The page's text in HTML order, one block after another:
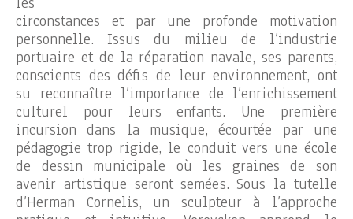
circonstances et par une profonde motivation
personnelle. Issus du milieu de l’industrie
portuaire et de la réparation navale, ses parents,
conscients des défis de leur environnement, ont
su reconnaître l’importance de l’enrichissement
culturel pour leurs enfants. Une première
incursion dans la musique, écourtée par une
pédagogie trop rigide, le conduit vers une école
de dessin municipale où les graines de son
avenir artistique seront semées. Sous la tutelle
d’Herman Cornelis, un sculpteur à l’approche